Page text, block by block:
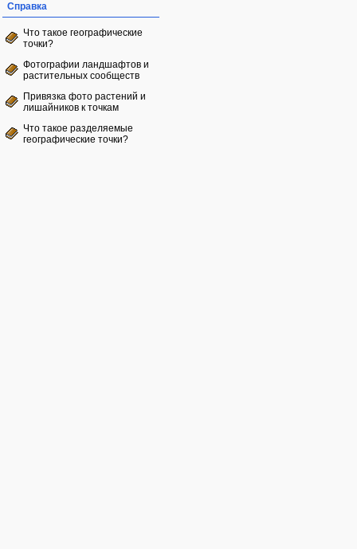
Справка
Что такое географические
точки?
Фотографии ландшафтов и
растительных сообществ
Привязка фото растений и
лишайников к точкам
Что такое разделяемые
географические точки?